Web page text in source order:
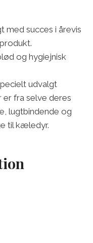
med succes i årevis
og hygiejnisk
udvalgt
fra selve deres
lugtbindende og
til kæledyr.